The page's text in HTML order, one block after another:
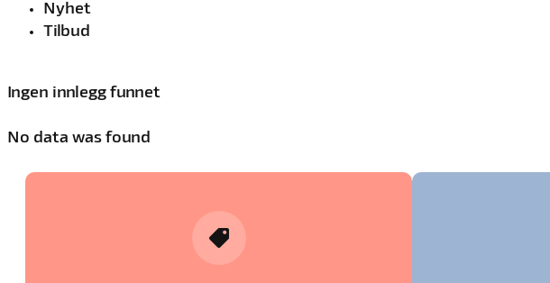
Nyhet
Tilbud
Ingen innlegg funnet
No data was found